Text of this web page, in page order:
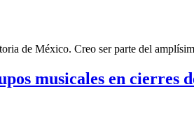
de México. Creo ser parte del
musicales en cierres